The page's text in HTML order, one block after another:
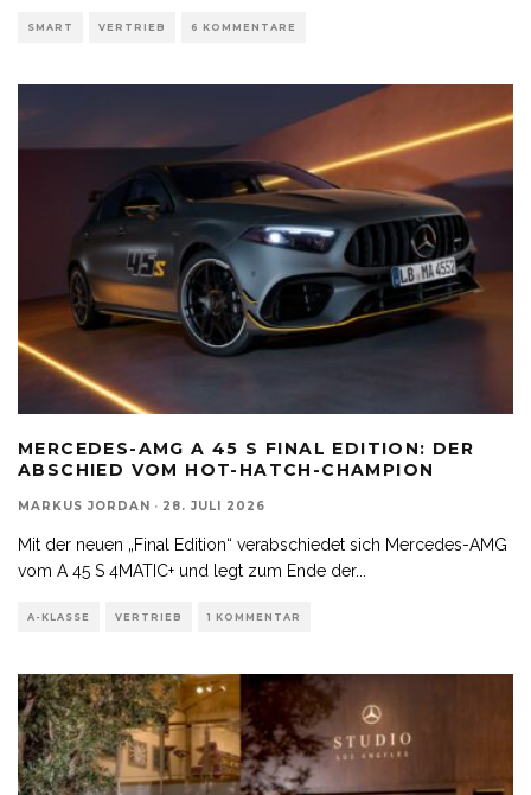
SMART VERTRIEB 6 KOMMENTARE
MERCEDES-AMG A 45 S FINAL EDITION: DER
ABSCHIED VOM HOT-HATCH-CHAMPION
MARKUS JORDAN · 28. JULI 2026
Mit der neuen „Final Edition“ verabschiedet sich Mercedes-AMG
vom A 45 S 4MATIC+ und legt zum Ende der...
A-KLASSE VERTRIEB 1 KOMMENTAR